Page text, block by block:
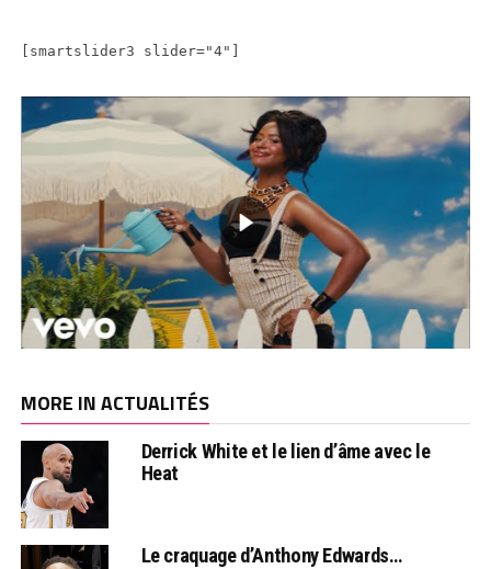
[smartslider3 slider="4"]
MORE IN ACTUALITÉS
Derrick White et le lien d’âme avec le
Heat
Le craquage d’Anthony Edwards…